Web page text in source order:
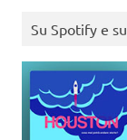
Su Spotify e